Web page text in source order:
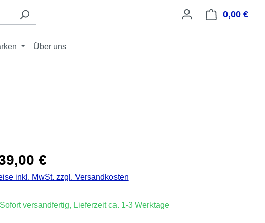
0,00 €
Über uns
Preis:
€
inkl. MwSt. zzgl. Versandkosten
Sofort versandfertig, Lieferzeit ca. 1-3 Werktage